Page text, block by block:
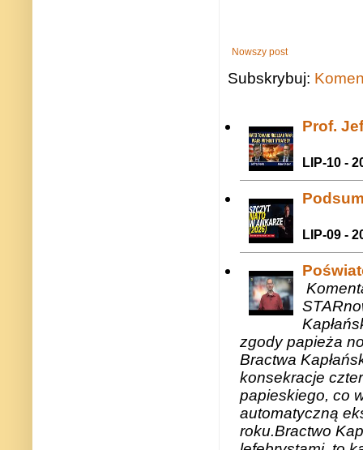
Nowszy post
Subskrybuj:
Prof.
LIP-10 -
LIP-09 -
zgody papieża
Bractwa
konsekracje
papieskiego, co
automatyczną
roku.Bractwo